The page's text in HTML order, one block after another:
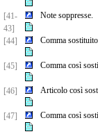
[41-
43]
Note soppresse.
[44] Comma
[45] Comma così
[46] Articolo così
[47] Comma così